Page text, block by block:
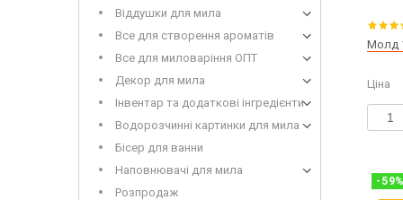
Іграшки для заливки в мило
Луг
Мило
Віддушки для мила
Все для створення ароматів
Все для миловаріння ОПТ
Декор для мила
Інвентар та додаткові інгредієнти
Водорозчинні картинки для мила
Бісер для ванни
Наповнювачі для мила
Розпродаж
Молд
Ціна
- 59%